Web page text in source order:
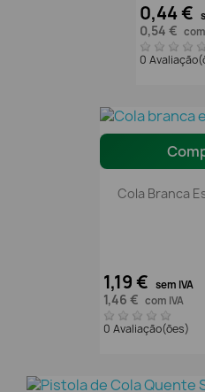
0,44 €
0,54 €
0
Cola Branca
1,19 € sem IVA
1,46 € com IVA
0 Avaliação(ões)